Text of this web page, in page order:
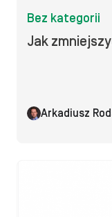
Bez kategorii
Jak
Arkadiusz